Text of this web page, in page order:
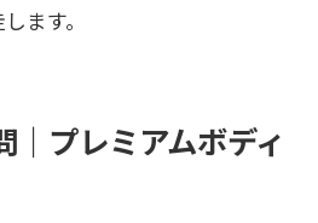
ます。
｜プレミアムボディ